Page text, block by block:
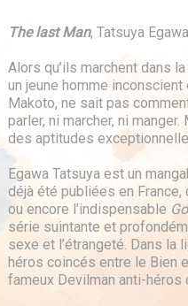
The last Man, Tatsuya Egawa
Alors qu’ils marchent dans
un jeune homme inconscient
Makoto, ne sait pas
parler, ni marcher, ni
des aptitudes
Egawa Tatsuya est un
déjà été publiées en France,
ou encore l’indispensable
série suintante et
sexe et l’étrangeté. Dans la
héros coincés entre le Bien
fameux Devilman anti-héros